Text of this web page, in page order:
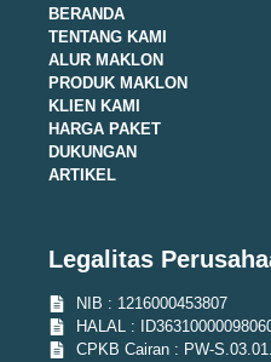
BERANDA
TENTANG KAMI
ALUR MAKLON
PRODUK MAKLON
KLIEN KAMI
HARGA PAKET
DUKUNGAN
ARTIKEL
Legalitas
NIB : 1216000453807
HALAL :
CPKB Cairan : PW-